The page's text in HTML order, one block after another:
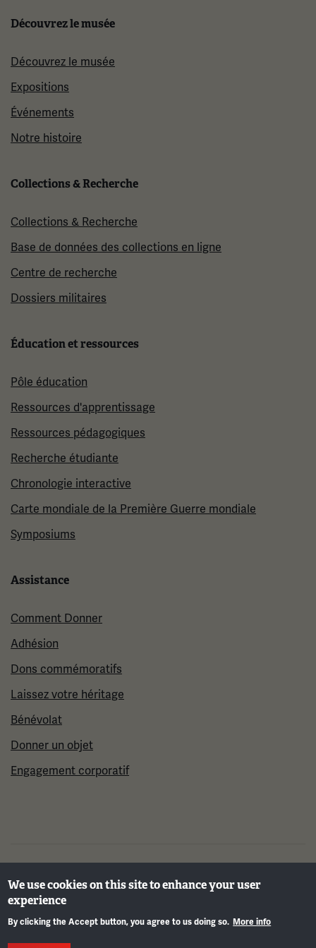
Découvrez le musée
Découvrez le musée
Expositions
Événements
Notre histoire
Collections & Recherche
Collections & Recherche
Base de données des collections en ligne
Centre de recherche
Dossiers militaires
Éducation et ressources
Pôle éducation
Ressources d'apprentissage
Ressources pédagogiques
Recherche étudiante
Chronologie interactive
Carte mondiale de la Première Guerre mondiale
Symposiums
Assistance
Comment Donner
Adhésion
Dons commémoratifs
Laissez votre héritage
Bénévolat
Donner un objet
Engagement corporatif
©2026 Musée et mémorial national de la Première
Guerre mondiale
We use cookies on this site to enhance your user
experience
By clicking the Accept button, you agree to us doing so. More info